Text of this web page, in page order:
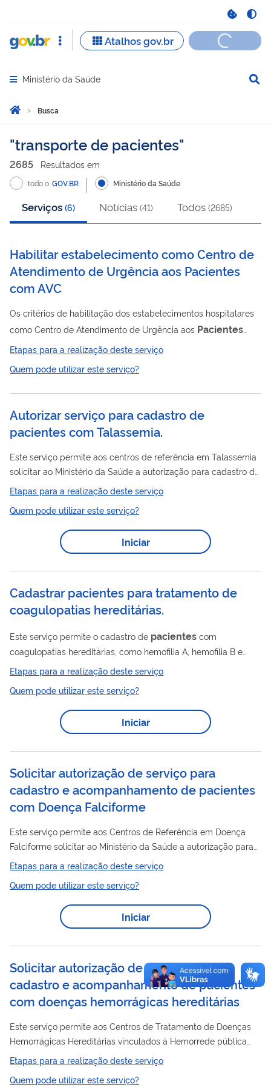
Abrir menu principal de navegação
Ministério da Saúde
Você está aqui:
Página Inicial
Busca
Busca
transporte de pacientes
2685 Resultados em
todo o GOV.BR Ministério da Saúde
Serviços (6) Notícias (41) Todos (2685)
Habilitar estabelecimento como Centro de
Atendimento de Urgência aos Pacientes
com AVC
Os critérios de habilitação dos estabelecimentos hospitalares
como Centro de Atendimento de Urgência aos Pacientes
com Acidente Vascular Cerebral (AVC), no âmbito do Sistema
Único de Saúde (SUS), institui o respectivo incentivo financeiro
e aprova a Linha de Cuidados em AVC. Os Centros de
Atenção às Urgências e Emergências (RUE) Para fins de
tratamento aospacientescom AVC, os...
Etapas para a realização deste serviço
Quem pode utilizar este serviço?
Autorizar serviço para cadastro de
pacientes com Talassemia.
Este serviço permite aos centros de referência em Talassemia
solicitar ao Ministério da Saúde a autorização para cadastro de
serviços destinados ao acompanhamento de
possibilita a confirmação diagnóstica, o acompanhamento
multiprofissional e o acesso ao tratamento contínuo, com o
objetivo de prevenir complicações e melhorar a qualidade de
Etapas para a realização deste serviço
Quem pode utilizar este serviço?
Iniciar
Cadastrar pacientes para tratamento de
coagulopatias hereditárias.
Este serviço permite o cadastro de pacientes com
coagulopatias hereditárias, como hemofilia A, hemofilia B e
doença de von Willebrand, para acesso ao tratamento e
acompanhamento pelo Sistema Único de Saúde (SUS). O
cadastro possibilita a confirmação diagnóstica, o
acompanhamento multiprofissional e o acesso ao tratamento
contínuo, com o objetivo de prevenir complicações e melhorar
Etapas para a realização deste serviço
Quem pode utilizar este serviço?
Iniciar
Solicitar autorização de serviço para
cadastro e acompanhamento de pacientes
com Doença Falciforme
Este serviço permite aos Centros de Referência em Doença
Falciforme solicitar ao Ministério da Saúde a autorização para
cadastro de serviços destinados ao acompanhamento de
Saúde (SUS). O cadastro possibilita a confirmação diagnóstica,
o acompanhamento multiprofissional e o acesso ao tratamento
contínuo, com o objetivo de prevenir complicações e melhorar
Etapas para a realização deste serviço
Quem pode utilizar este serviço?
Iniciar
Solicitar autorização de serviço para
cadastro e acompanhamento de pacientes
com doenças hemorrágicas hereditárias
Este serviço permite aos Centros de Tratamento de Doenças
Hemorrágicas Hereditárias vinculados à Hemorrede pública
solicitar ao Ministério da Saúde a autorização para cadastro de
Etapas para a realização deste serviço
Quem pode utilizar este serviço?